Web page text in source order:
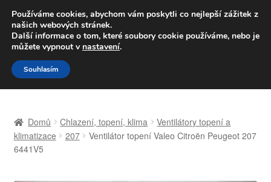
DOPRAVA od 139,-Kč
Volejte po-pá 9-16 704 494 494
Přeskočit
na
navigaci
Přejít
k
obsahu
Celosvětová doprava
Domů Chlazení, topení, klima
Ventilátory topení a
klimatizace
207
Ventilátor topení Valeo Citroën Peugeot 207
6441V5
Používáme cookies, abychom vám poskytli co nejlepší zážitek z
našich webových stránek.
Další informace o tom, které soubory cookie používáme, nebo je
můžete vypnout v nastavení.
Souhlasím